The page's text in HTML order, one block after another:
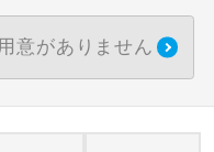
意がありません
ス席を2席利⽤できま